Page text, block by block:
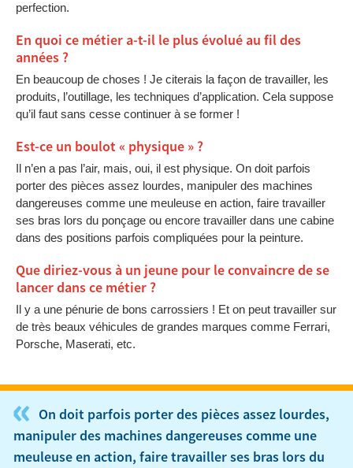
perfection.
En quoi ce métier a-t-il le plus évolué au fil des
années ?
En beaucoup de choses ! Je citerais la façon de travailler, les
produits, l’outillage, les techniques d’application. Cela suppose
qu’il faut sans cesse continuer à se former !
Est-ce un boulot « physique » ?
Il n’en a pas l’air, mais, oui, il est physique. On doit parfois
porter des pièces assez lourdes, manipuler des machines
dangereuses comme une meuleuse en action, faire travailler
ses bras lors du ponçage ou encore travailler dans une cabine
dans des positions parfois compliquées pour la peinture.
Que diriez-vous à un jeune pour le convaincre de se
lancer dans ce métier ?
Il y a une pénurie de bons carrossiers ! Et on peut travailler sur
de très beaux véhicules de grandes marques comme Ferrari,
Porsche, Maserati, etc.
« On doit parfois porter des pièces assez lourdes,
manipuler des machines dangereuses comme une
meuleuse en action, faire travailler ses bras lors du